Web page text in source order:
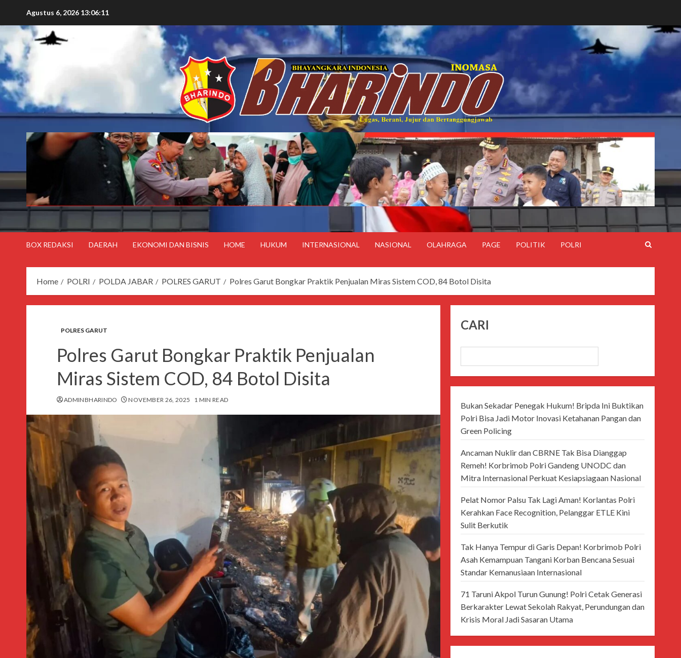
Agustus 6, 2026 13:06:13
BOX REDAKSI DAERAH EKONOMI DAN BISNIS HOME HUKUM INTERNASIONAL NASIONAL OLAHRAGA PAGE POLITIK POLRI
Home POLRI POLDA JABAR POLRES GARUT Polres Garut Bongkar Praktik Penjualan Miras Sistem COD, 84 Botol Disita
POLRES GARUT
Polres Garut Bongkar Praktik Penjualan
Miras Sistem COD, 84 Botol Disita
ADMINBHARINDO NOVEMBER 26, 2025 1 MIN READ
CARI
Bukan Sekadar Penegak Hukum! Bripda Ini Buktikan
Polri Bisa Jadi Motor Inovasi Ketahanan Pangan dan
Green Policing
Ancaman Nuklir dan CBRNE Tak Bisa Dianggap
Remeh! Korbrimob Polri Gandeng UNODC dan
Mitra Internasional Perkuat Kesiapsiagaan Nasional
Pelat Nomor Palsu Tak Lagi Aman! Korlantas Polri
Kerahkan Face Recognition, Pelanggar ETLE Kini
Sulit Berkutik
Tak Hanya Tempur di Garis Depan! Korbrimob Polri
Asah Kemampuan Tangani Korban Bencana Sesuai
Standar Kemanusiaan Internasional
71 Taruni Akpol Turun Gunung! Polri Cetak Generasi
Berkarakter Lewat Sekolah Rakyat, Perundungan dan
Krisis Moral Jadi Sasaran Utama